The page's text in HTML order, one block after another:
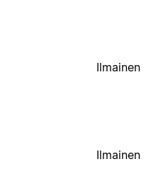
Ilmainen
Ilmainen